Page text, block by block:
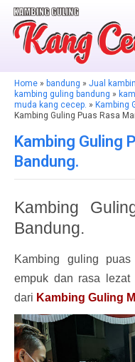
Home » bandung » Jual
kambing guling bandung »
muda kang cecep. » Kambing
Kambing Guling Puas Rasa
Kambing Guling
Bandung.
Kambing
Bandung.
Kambing guling
empuk dan rasa
dari Kambing Guling